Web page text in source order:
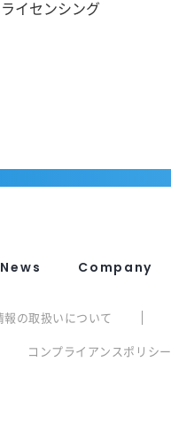
イセンシング
News Company
報の取扱いについて
コンプライアンスポリシー